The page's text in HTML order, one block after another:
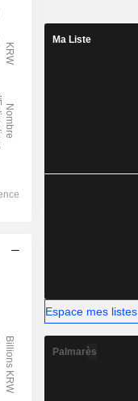
Ma Liste
Espace mes listes
Palmarès